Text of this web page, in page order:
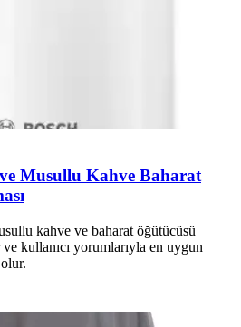
Musullu Kahve Baharat
kahve ve baharat öğütücüsü
kullanıcı yorumlarıyla en uygun